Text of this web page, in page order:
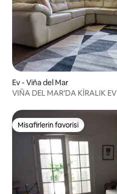
Ev - Viña del Mar
VIÑA DEL MAR'DA KİRALIK EV
Misafirlerin favorisi
Misafirlerin favorisi